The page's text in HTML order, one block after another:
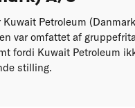
Kuwait Petroleum
var omfattet af
fordi Kuwait Petroleum
stilling.